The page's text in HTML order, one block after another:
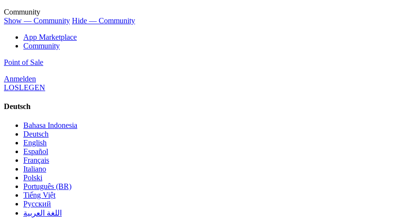
Community
Show — Community Hide — Community
App Marketplace
Community
Point of Sale
Anmelden
LOSLEGEN
Deutsch
Bahasa Indonesia
Deutsch
English
Español
Français
Italiano
Polski
Português (BR)
Tiếng Việt
Русский
اللغة العربية